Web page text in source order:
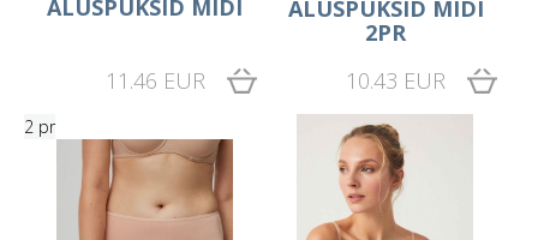
ALUSPÜKSID MIDI
11.46 EUR
ALUSPÜKSID MIDI
2PR
10.43 EUR
2 pr